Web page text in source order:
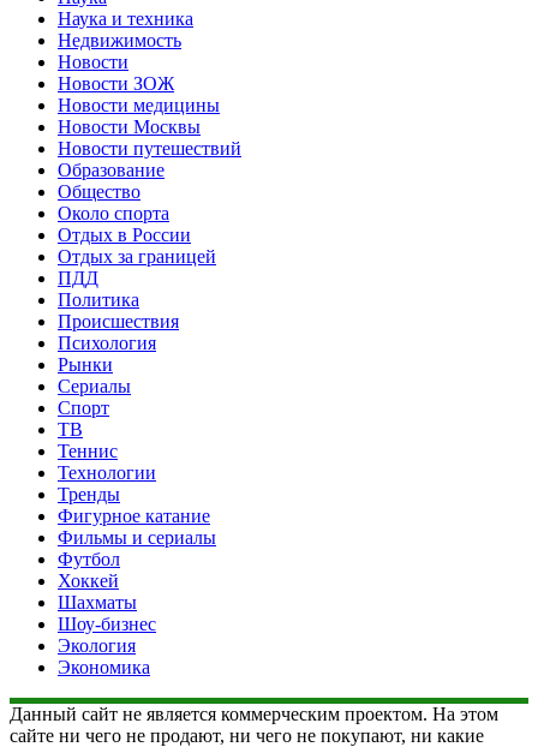
Наука и техника
Недвижимость
Новости
Новости ЗОЖ
Новости медицины
Новости Москвы
Новости путешествий
Образование
Общество
Около спорта
Отдых в России
Отдых за границей
ПДД
Политика
Происшествия
Психология
Рынки
Сериалы
Спорт
ТВ
Теннис
Технологии
Тренды
Фигурное катание
Фильмы и сериалы
Футбол
Хоккей
Шахматы
Шоу-бизнес
Экология
Экономика
Данный сайт не является коммерческим проектом. На этом
сайте ни чего не продают, ни чего не покупают, ни какие